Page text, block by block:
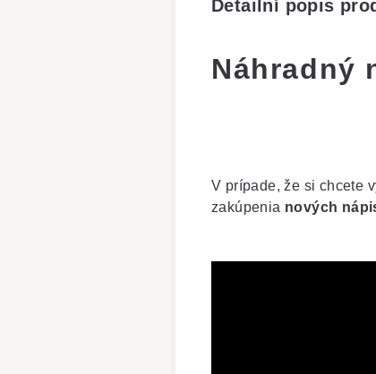
Detailní popis
Náhradný
V prípade, že si chcete
zakúpenia nových